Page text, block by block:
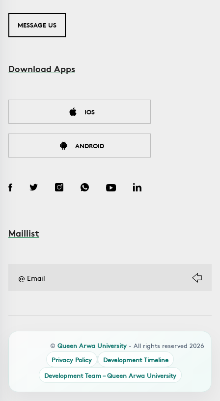
MESSAGE US
Download Apps
IOS
ANDROID
Maillist
© Queen Arwa University - All rights reserved 2026
Privacy Policy
Development Timeline
Development Team – Queen Arwa University